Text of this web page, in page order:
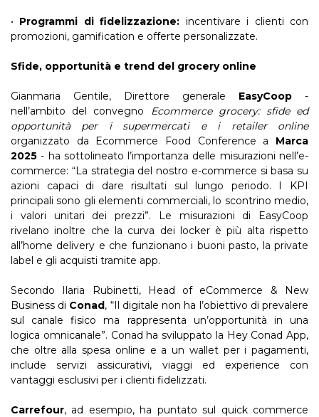
• Programmi di fidelizzazione: incentivare i clienti con
promozioni, gamification e offerte personalizzate.
Sfide, opportunità e trend del grocery online
Gianmaria Gentile, Direttore generale EasyCoop -
nell’ambito del convegno Ecommerce grocery: sfide ed
opportunità per i supermercati e i retailer online
organizzato da Ecommerce Food Conference a Marca
2025 - ha sottolineato l’importanza delle misurazioni nell’e-
commerce: “La strategia del nostro e-commerce si basa su
azioni capaci di dare risultati sul lungo periodo. I KPI
principali sono gli elementi commerciali, lo scontrino medio,
i valori unitari dei prezzi”. Le misurazioni di EasyCoop
rivelano inoltre che la curva dei locker è più alta rispetto
all’home delivery e che funzionano i buoni pasto, la private
label e gli acquisti tramite app.
Secondo Ilaria Rubinetti, Head of eCommerce & New
Business di Conad, “Il digitale non ha l’obiettivo di prevalere
sul canale fisico ma rappresenta un’opportunità in una
logica omnicanale”. Conad ha sviluppato la Hey Conad App,
che oltre alla spesa online e a un wallet per i pagamenti,
include servizi assicurativi, viaggi ed experience con
vantaggi esclusivi per i clienti fidelizzati.
Carrefour, ad esempio, ha puntato sul quick commerce